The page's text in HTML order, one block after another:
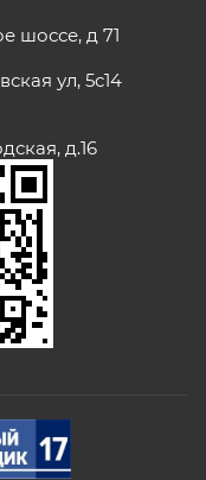
шоссе, д 71
ул, 5с14
д.16